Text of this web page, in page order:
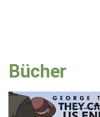
Bücher